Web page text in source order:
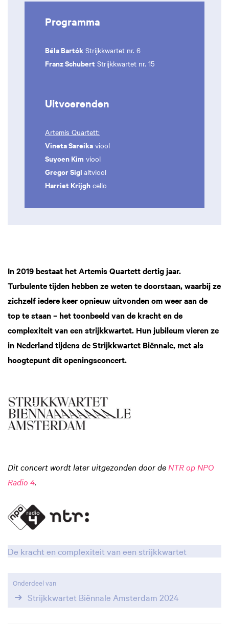
Programma
Béla Bartók Strijkkwartet nr. 6
Franz Schubert Strijkkwartet nr. 15
Uitvoerenden
Artemis Quartett:
Vineta Sareika viool
Suyoen Kim viool
Gregor Sigl altviool
Harriet Krijgh cello
In 2019 bestaat het Artemis Quartett dertig jaar.
Turbulente tijden hebben ze weten te doorstaan, waarbij ze
zichzelf iedere keer opnieuw uitvonden om weer aan de
top te staan – het toonbeeld van de kracht en de
complexiteit van een strijkkwartet. Hun jubileum vieren ze
in Nederland tijdens de Strijkkwartet Biënnale, met als
hoogtepunt dit openingsconcert.
Dit concert wordt later uitgezonden door de NTR op NPO
Radio 4.
De kracht en complexiteit van een strijkkwartet
Onderdeel van
Strijkkwartet Biënnale Amsterdam 2024